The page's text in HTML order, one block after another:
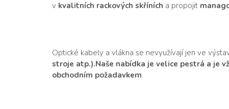
v kvalitních rackových skříních a propojit
Optické kabely a vlákna se nevyužívají jen ve
stroje atp.).Naše nabídka je velice pestrá a je
obchodním požadavkem.